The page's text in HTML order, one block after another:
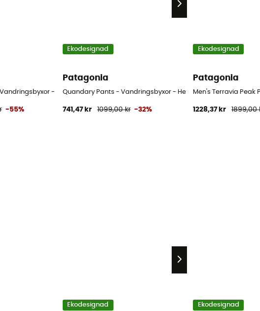
- Herr
-55%
Ekodesignad
Patagonia
Quandary Pants - Vandringsbyxor - Herr
741,47 kr 1099,00 kr -32%
Ekodesignad
Patagonia
Men's Terravia Peak
1228,37 kr 1899,00
Ekodesignad Ekodesignad